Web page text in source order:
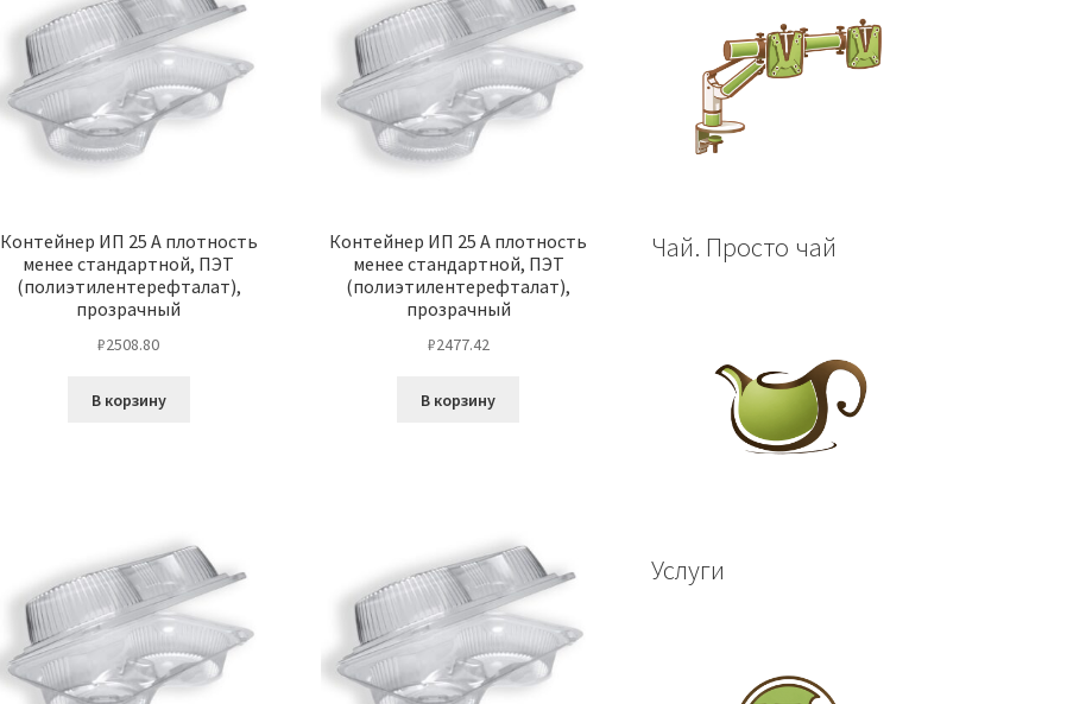
Контейнер ИП 25 А плотность
менее стандартной, ПЭТ
(полиэтилентерефталат),
прозрачный
₽2508.80
В корзину
Контейнер ИП 25 А плотность
менее стандартной, ПЭТ
(полиэтилентерефталат),
прозрачный
₽2477.42
В корзину
Чай. Просто чай
Услуги